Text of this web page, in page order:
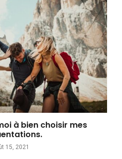
à bien choisir mes
15, 2021